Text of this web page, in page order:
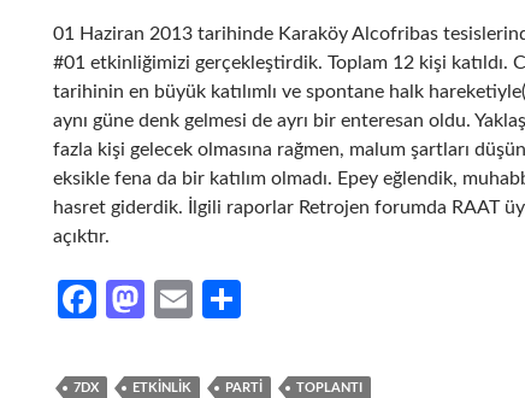
01 Haziran 2013 tarihinde Karaköy Alcofribas
#01 etkinliğimizi gerçekleştirdik. Toplam 12 kişi katıldı.
tarihinin en büyük katılımlı ve spontane halk
aynı güne denk gelmesi de ayrı bir enteresan oldu.
fazla kişi gelecek olmasına rağmen, malum şartları
eksikle fena da bir katılım olmadı. Epey eğlendik,
hasret giderdik. İlgili raporlar Retrojen forumda RAAT
açıktır.
Fa
b
M
to
E
ail ar
7DX ETKINLIK PARTI TOPLANTI